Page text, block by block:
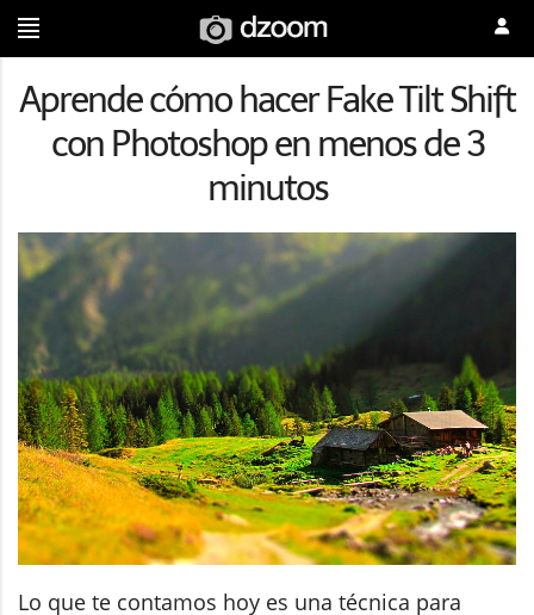
Aprende cómo hacer Fake Tilt Shift
con Photoshop en menos de 3
minutos
Lo que te contamos hoy es una técnica para